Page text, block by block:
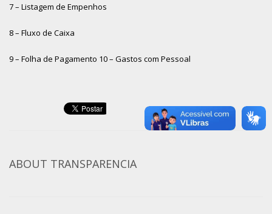
7 – Listagem de Empenhos
8 – Fluxo de Caixa
9 – Folha de Pagamento 10 – Gastos com Pessoal
ABOUT TRANSPARENCIA